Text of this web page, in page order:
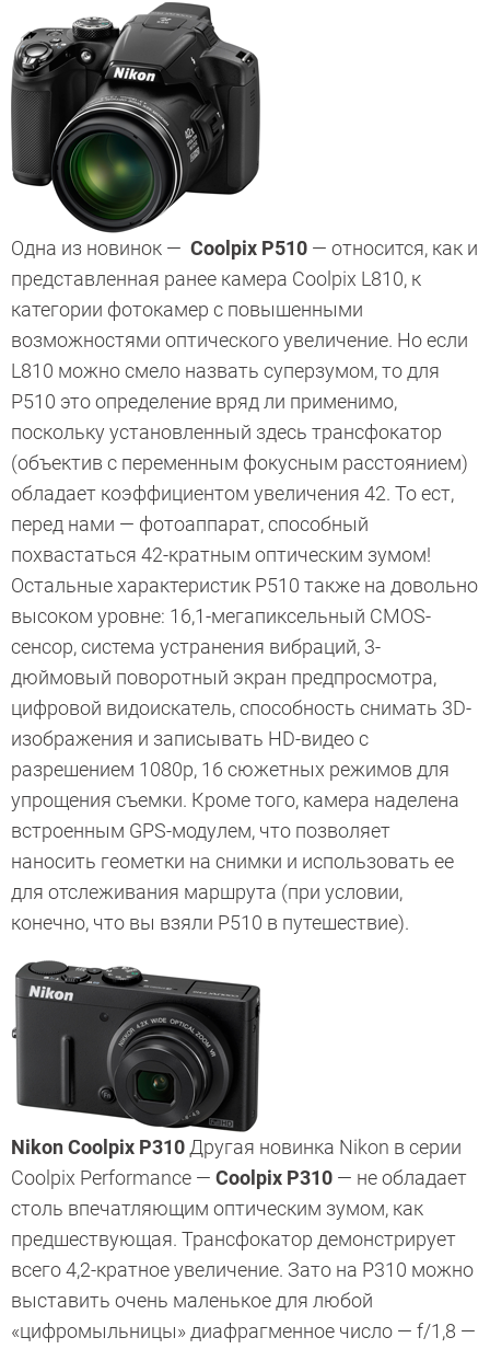
Одна из новинок — Coolpix P510 — относится, как и
представленная ранее камера Coolpix L810, к
категории фотокамер с повышенными
возможностями оптического увеличение. Но если
L810 можно смело назвать суперзумом, то для
P510 это определение вряд ли применимо,
поскольку установленный здесь трансфокатор
(объектив с переменным фокусным расстоянием)
обладает коэффициентом увеличения 42. То ест,
перед нами — фотоаппарат, способный
похвастаться 42-кратным оптическим зумом!
Остальные характеристик P510 также на довольно
высоком уровне: 16,1-мегапиксельный CMOS-
сенсор, система устранения вибраций, 3-
дюймовый поворотный экран предпросмотра,
цифровой видоискатель, способность снимать 3D-
изображения и записывать HD-видео с
разрешением 1080p, 16 сюжетных режимов для
упрощения съемки. Кроме того, камера наделена
встроенным GPS-модулем, что позволяет
наносить геометки на снимки и использовать ее
для отслеживания маршрута (при условии,
конечно, что вы взяли P510 в путешествие).
Nikon Coolpix P310Другая новинка Nikon в серии
Coolpix Performance — Coolpix P310 — не обладает
столь впечатляющим оптическим зумом, как
предшествующая. Трансфокатор демонстрирует
всего 4,2-кратное увеличение. Зато на P310 можно
выставить очень маленькое для любой
«цифромыльницы» диафрагменное число — f/1,8 —